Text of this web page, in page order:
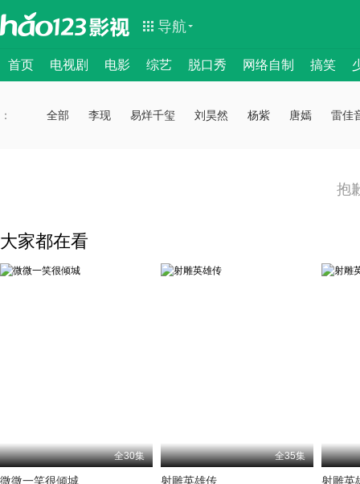
导航
首页 电视剧 电影 综艺 脱口秀 网络自制 搞笑
：： 全部 李现 易烊千玺 刘昊然 杨紫 唐嫣 雷佳
抱
大家都在看
全30集
微微一笑很倾城
全35集
射雕英雄传 射雕英